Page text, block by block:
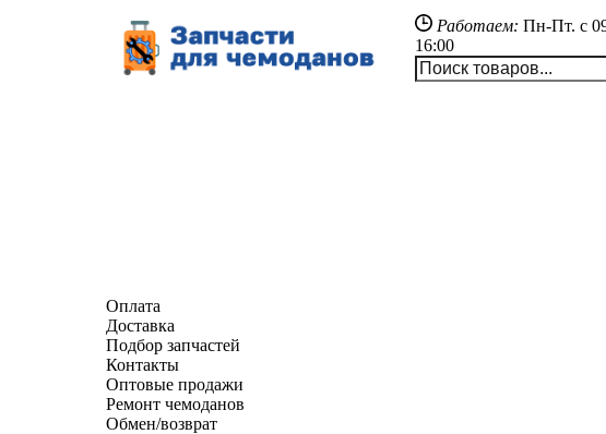
Работаем: Пн-Пт. с
16:00
Оплата
Доставка
Подбор запчастей
Контакты
Оптовые продажи
Ремонт чемоданов
Обмен/возврат